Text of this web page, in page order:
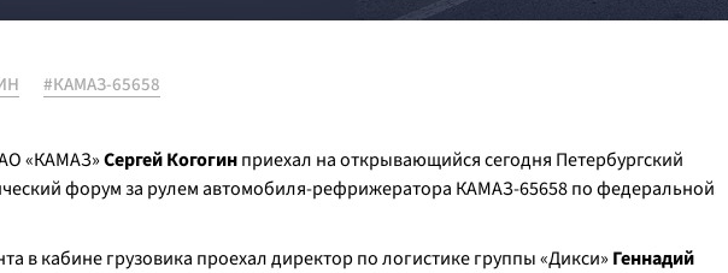
#КАМАЗ-65658
«КАМАЗ»Сергей Когогинприехал на открывающийся сегодня Петербургский
форум за рулем автомобиля-рефрижератора КАМАЗ-65658 по федеральной
в кабине грузовика проехал директор по логистике группы «Дикси» Геннадий